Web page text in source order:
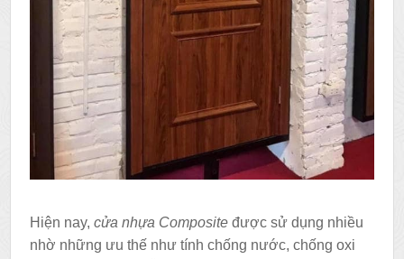
Hiện nay,cửa nhựa Composite được sử dụng nhiều
nhờ những ưu thế như tính chống nước, chống oxi